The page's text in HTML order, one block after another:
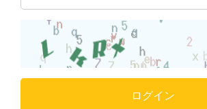
ログイン